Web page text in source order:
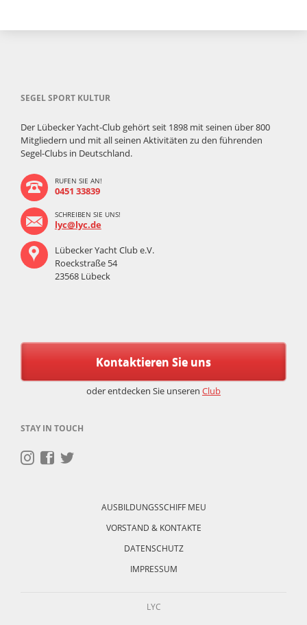
SEGEL SPORT KULTUR
Der Lübecker Yacht-Club gehört seit 1898 mit seinen über 800
Mitgliedern und mit all seinen Aktivitäten zu den führenden
Segel-Clubs in Deutschland.
RUFEN SIE AN!
0451 33839
SCHREIBEN SIE UNS!
lyc@lyc.de
Lübecker Yacht Club e.V.
Roeckstraße 54
23568 Lübeck
Kontaktieren Sie uns
oder entdecken Sie unseren Club
STAY IN TOUCH
AUSBILDUNGSSCHIFF MEU
VORSTAND & KONTAKTE
DATENSCHUTZ
IMPRESSUM
LYC